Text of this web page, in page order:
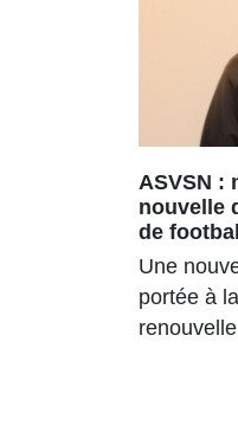
ASVSN :
nouvelle
de
Une
portée à